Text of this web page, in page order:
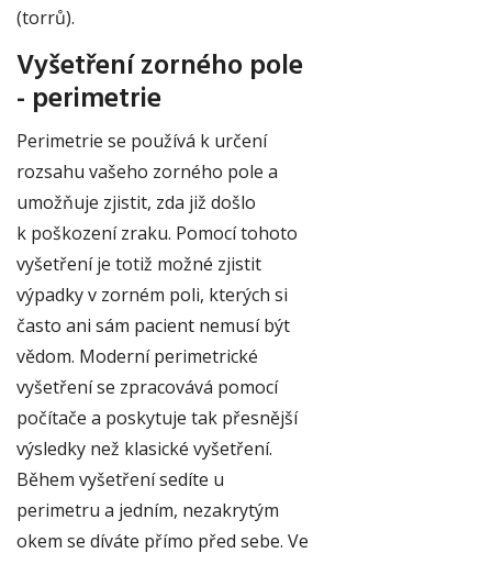
(torrů).
Vyšetření zorného pole
- perimetrie
Perimetrie se používá k určení
rozsahu vašeho zorného pole a
umožňuje zjistit, zda již došlo
k poškození zraku. Pomocí tohoto
vyšetření je totiž možné zjistit
výpadky v zorném poli, kterých si
často ani sám pacient nemusí být
vědom. Moderní perimetrické
vyšetření se zpracovává pomocí
počítače a poskytuje tak přesnější
výsledky než klasické vyšetření.
Během vyšetření sedíte u
perimetru a jedním, nezakrytým
okem se díváte přímo před sebe. Ve